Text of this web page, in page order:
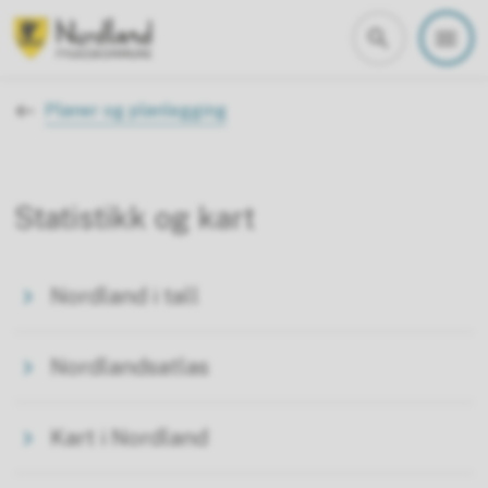
Du er her:
Planer og planlegging
Statistikk og kart
Nordland i tall
Nordlandsatlas
Kart i Nordland